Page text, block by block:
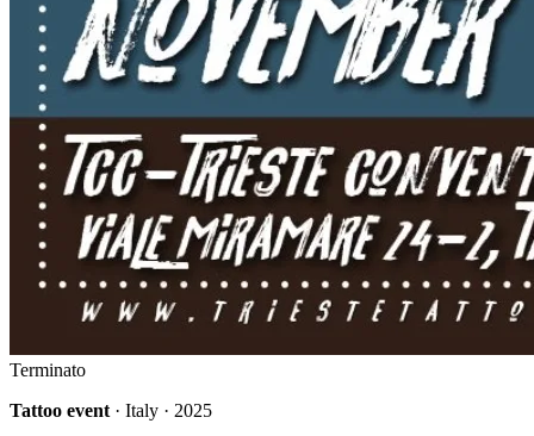
Terminato
Tattoo event · Italy · 2025